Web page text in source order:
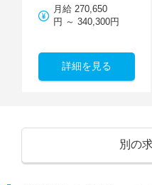
月給 270,650
円 ～ 340,300円
詳細を見る
別の